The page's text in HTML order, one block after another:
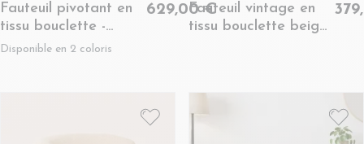
Fauteuil pivotant en
tissu bouclette -
JEAN
Disponible en 2 coloris
629,00 €Fauteuil vintage en
tissu bouclette beige